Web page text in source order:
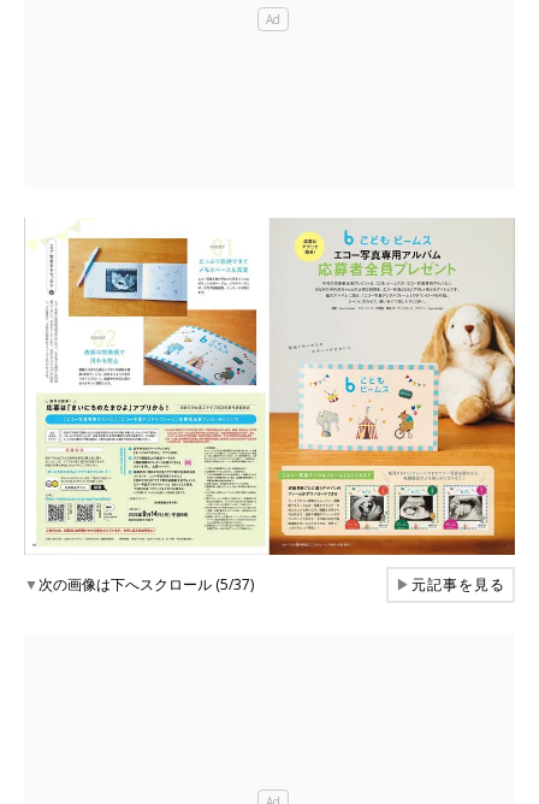
▼次の画像は下へスクロール (5/37) ▶元記事を見る